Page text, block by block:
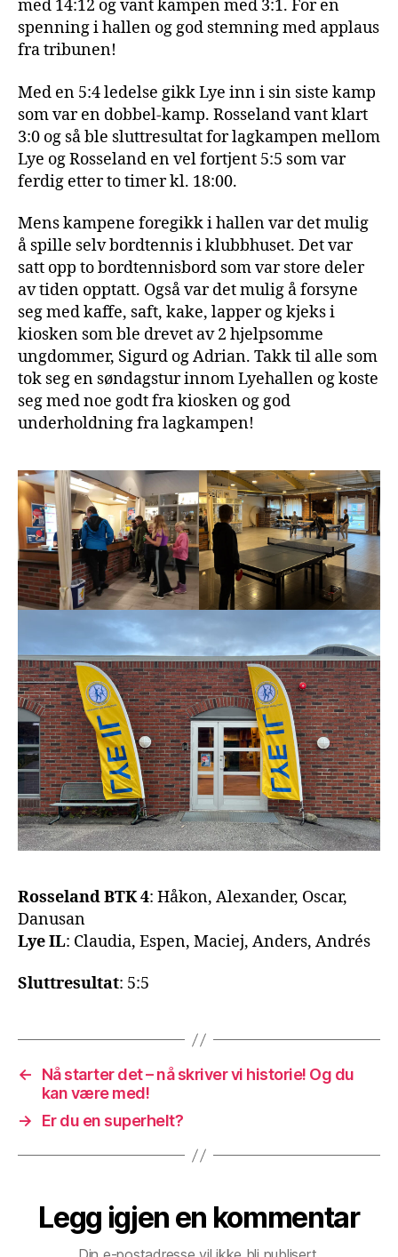
med 14:12 og vant kampen med 3:1. For en
spenning i hallen og god stemning med applaus
fra tribunen!
Med en 5:4 ledelse gikk Lye inn i sin siste kamp
som var en dobbel-kamp. Rosseland vant klart
3:0 og så ble sluttresultat for lagkampen mellom
Lye og Rosseland en vel fortjent 5:5 som var
ferdig etter to timer kl. 18:00.
Mens kampene foregikk i hallen var det mulig
å spille selv bordtennis i klubbhuset. Det var
satt opp to bordtennisbord som var store deler
av tiden opptatt. Også var det mulig å forsyne
seg med kaffe, saft, kake, lapper og kjeks i
kiosken som ble drevet av 2 hjelpsomme
ungdommer, Sigurd og Adrian. Takk til alle som
tok seg en søndagstur innom Lyehallen og koste
seg med noe godt fra kiosken og god
underholdning fra lagkampen!
Rosseland BTK 4: Håkon, Alexander, Oscar,
Danusan
Lye IL: Claudia, Espen, Maciej, Anders, Andrés
Sluttresultat: 5:5
←
Nå starter det – nå skriver vi historie! Og du
kan være med!
→
Er du en superhelt?
Legg igjen en kommentar